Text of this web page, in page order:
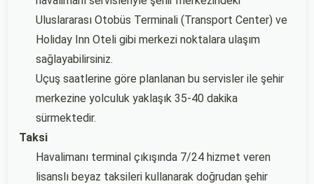
Uluslararası Otobüs Terminali (Transport Center) ve
Holiday Inn Oteli gibi merkezi noktalara ulaşım
sağlayabilirsiniz.
Uçuş saatlerine göre planlanan bu servisler ile şehir
merkezine yolculuk yaklaşık 35-40 dakika
sürmektedir.
Taksi
Havalimanı terminal çıkışında 7/24 hizmet veren
lisanslı beyaz taksileri kullanarak doğrudan şehir